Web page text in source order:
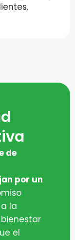
de
por un
la
el